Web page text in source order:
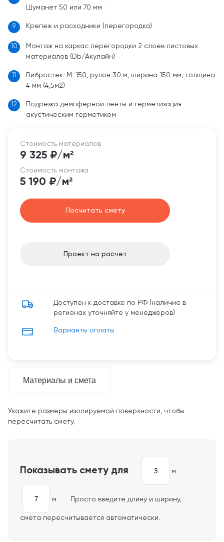
Шуманет 50 или 70 мм
9 Крепеж и расходники (перегородка)
10
Монтаж на каркас перегородки 2 слоев листовых
материалов (Db/Акулайн)
11
Вибростек-М-150, рулон 30 м, ширина 150 мм, толщина
4 мм (4,5м2)
12
Подрезка демпферной ленты и герметизация
акустическим герметиком
Стоимость материалов
9 325 ₽/м²
Стоимость монтажа
5 190 ₽/м²
Посчитать смету
Проект на расчет
Доступен к доставке по РФ (наличие в
регионах уточняйте у менеджеров)
Варианты оплаты
Материалы и смета
Укажите размеры изолируемой поверхности, чтобы
пересчитать смету.
Показывать смету для м
м Просто введите длину и ширину,
смета пересчитывается автоматически.